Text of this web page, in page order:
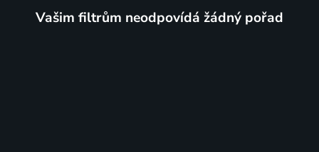
Vašim filtrům neodpovídá žádný pořad